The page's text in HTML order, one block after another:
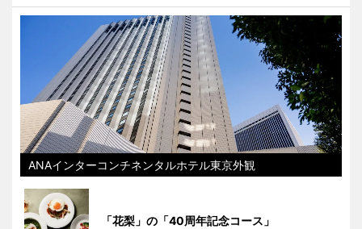
ANAインターコンチネンタルホテル東京外観
「花梨」の「40周年記念コース」